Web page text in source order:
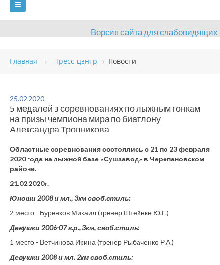
Версия сайта для слабовидящих
ГЛАВНАЯ СВЕДЕНИЯ ОБ УЧРЕЖДЕНИИ
ОБЪЕКТЫ
ОЦЕНКА КАЧЕСТВА ОБРАЗОВАНИЯ ВАКАНСИИ
ПЛАТНЫЕ УСЛУГИ
Главная Пресс-центр Новости
25.02.2020
5 медалей в соревнованиях по лыжным гонкам
на призы чемпиона мира по биатлону
Александра Тропникова
Областные соревнования состоялись с 21 по 23 февраля
2020 года на лыжной базе «Сушзавод» в Черепановском
районе.
21.02.2020г.
Юноши 2008 и мл., 3км своб.стиль:
2 место - Буренков Михаил (тренер Штейнке Ю.Г.)
Девушки 2006-07 г.р., 3км, своб.стиль:
1 место - Ветчинова Ирина (тренер Рыбаченко Р.А.)
Девушки 2008 и мл. 2км своб.стиль: